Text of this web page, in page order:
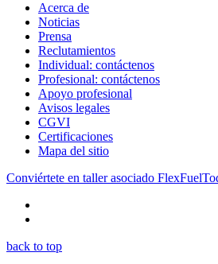
Acerca de
Noticias
Prensa
Reclutamientos
Individual: contáctenos
Profesional: contáctenos
Apoyo profesional
Avisos legales
CGVI
Certificaciones
Mapa del sitio
Conviértete en taller asociado FlexFuel
back to top